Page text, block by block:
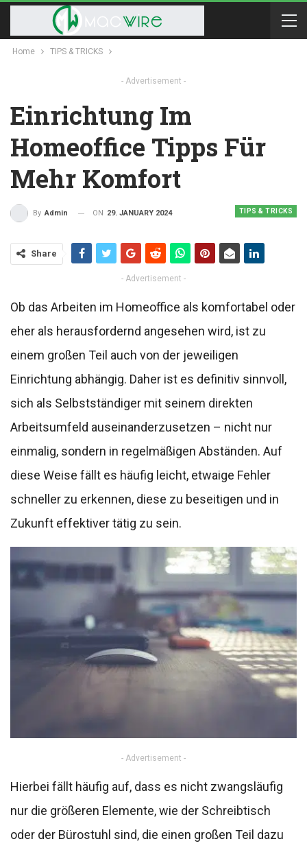
Home TIPS & TRICKS
- Advertisement -
Einrichtung Im
Homeoffice Tipps Für
Mehr Komfort
TIPS & TRICKS
By Admin ON 29. JANUARY 2024
Share
- Advertisement -
Ob das Arbeiten im Homeoffice als komfortabel oder
eher als herausfordernd angesehen wird, ist zu
einem großen Teil auch von der jeweiligen
Einrichtung abhängig. Daher ist es definitiv sinnvoll,
sich als Selbstständiger mit seinem direkten
Arbeitsumfeld auseinanderzusetzen – nicht nur
einmalig, sondern in regelmäßigen Abständen. Auf
diese Weise fällt es häufig leicht, etwaige Fehler
schneller zu erkennen, diese zu beseitigen und in
Zukunft effektiver tätig zu sein.
- Advertisement -
Hierbei fällt häufig auf, dass es nicht zwangsläufig
nur die größeren Elemente, wie der Schreibtisch
oder der Bürostuhl sind, die einen großen Teil dazu